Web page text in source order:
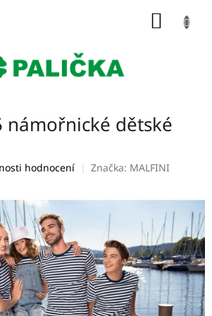
námořnické dětské
hodnocení Značka: MALFINI